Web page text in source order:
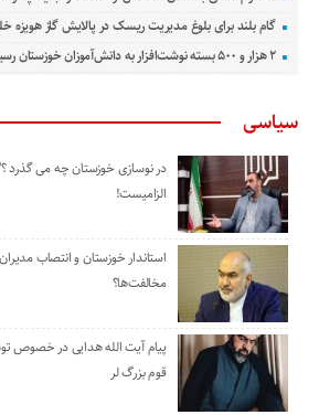
گام بلند برای بلوغ مدیریت ریسک در پالایش گاز هویزه
۲ هزار و ۵۰۰ بسته نوشت‌افزار به دانش‌آموزان خوزستان رسید
سیاسی
در نوسازی خوزستان چه می گذرد
الزامیست!
استاندار خوزستان و انتصاب
مخالفت‌ها؟
پیام آیت الله هدایی در خصوص
قوم بزرگ لر